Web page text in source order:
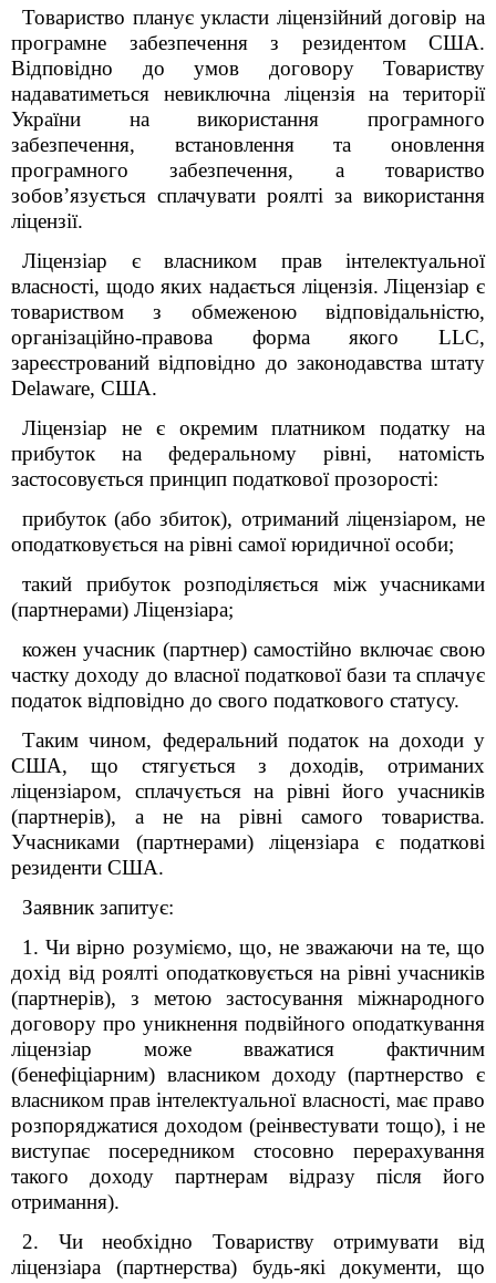
Товариство планує укласти ліцензійний договір на
програмне забезпечення з резидентом США.
Відповідно до умов договору Товариству
надаватиметься невиключна ліцензія на території
України на використання програмного
забезпечення, встановлення та оновлення
програмного забезпечення, а товариство
зобов’язується сплачувати роялті за використання
ліцензії.
Ліцензіар є власником прав інтелектуальної
власності, щодо яких надається ліцензія. Ліцензіар є
товариством з обмеженою відповідальністю,
організаційно-правова форма якого LLC,
зареєстрований відповідно до законодавства штату
Delaware, США.
Ліцензіар не є окремим платником податку на
прибуток на федеральному рівні, натомість
застосовується принцип податкової прозорості:
прибуток (або збиток), отриманий ліцензіаром, не
оподатковується на рівні самої юридичної особи;
такий прибуток розподіляється між учасниками
(партнерами) Ліцензіара;
кожен учасник (партнер) самостійно включає свою
частку доходу до власної податкової бази та сплачує
податок відповідно до свого податкового статусу.
Таким чином, федеральний податок на доходи у
США, що стягується з доходів, отриманих
ліцензіаром, сплачується на рівні його учасників
(партнерів), а не на рівні самого товариства.
Учасниками (партнерами) ліцензіара є податкові
резиденти США.
Заявник запитує:
1. Чи вірно розуміємо, що, не зважаючи на те, що
дохід від роялті оподатковується на рівні учасників
(партнерів), з метою застосування міжнародного
договору про уникнення подвійного оподаткування
ліцензіар може вважатися фактичним
(бенефіціарним) власником доходу (партнерство є
власником прав інтелектуальної власності, має право
розпоряджатися доходом (реінвестувати тощо), і не
виступає посередником стосовно перерахування
такого доходу партнерам відразу після його
отримання).
2. Чи необхідно Товариству отримувати від
ліцензіара (партнерства) будь-які документи, що